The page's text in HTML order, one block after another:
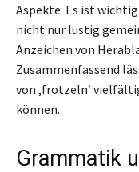
Aspekte. Es ist
nicht nur lustig
Anzeichen von
Zusammenfassend
von ‚frotzeln‘
können.
Grammatik